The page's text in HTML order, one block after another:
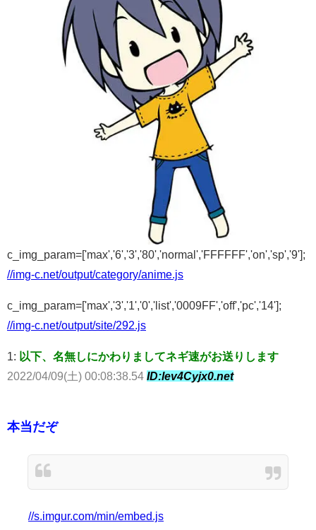
c_img_param=['max','6','3','80','normal','FFFFFF','on','sp','9'];
//img-c.net/output/category/anime.js
c_img_param=['max','3','1','0','list','0009FF','off','pc','14'];
//img-c.net/output/site/292.js
1: 以下、名無しにかわりましてネギ速がお送りします
2022/04/09(土) 00:08:38.54 ID:lev4Cyjx0.net
本当だぞ
//s.imgur.com/min/embed.js